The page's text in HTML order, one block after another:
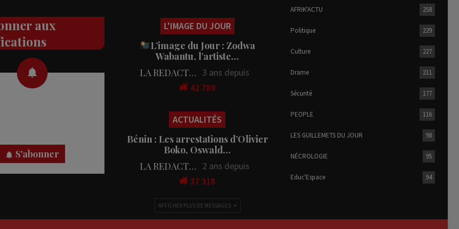
aux
S'abonner
L'IMAGE DU JOUR
L’image du Jour : Zodwa
Wabantu, l’artiste…
LA REDACTION 3 ans depuis
42 789
ACTUALITÉS
Bénin : Les arrestations d’Olivier
Boko, Oswald…
LA REDACTION
2 ans depuis
37 318
AFFICHER PLUS DE MESSAGES
AFRIK'ACTU 258
Politique 229
Culture 227
Drame 211
Sécurité 177
PEOPLE 116
LES GUILLEMETS DU JOUR 98
NÉCROLOGIE 95
Educ'Espace 94